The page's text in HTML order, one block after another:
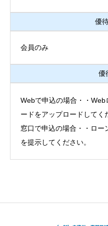
優
会員のみ
優
Webで申込の場合・・
ードをアップロードしてく
窓口で申込の場合・・ロー
を提示してください。